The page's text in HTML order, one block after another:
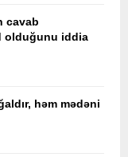
cavab
olduğunu iddia
həm mədəni